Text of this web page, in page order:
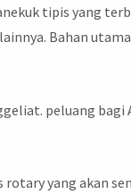
tipis yang
Bahan
peluang bagi
yang akan